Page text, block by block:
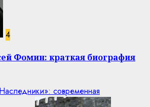
4
Фомин: краткая биография
современная